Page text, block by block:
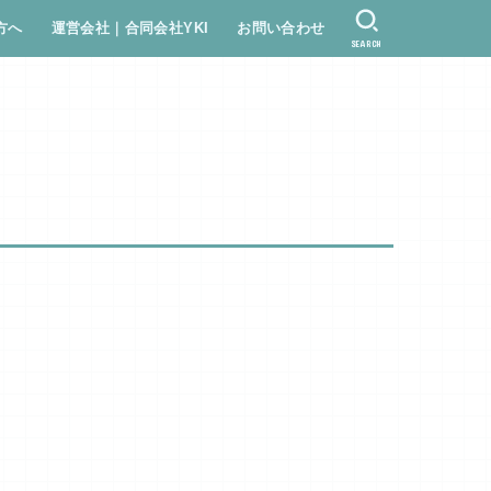
へ 運営会社｜合同会社YKI お問い合わせ
SEARCH